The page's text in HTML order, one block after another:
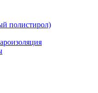
полистирол)